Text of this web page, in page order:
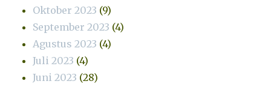
Oktober 2023 (9)
September 2023 (4)
Agustus 2023 (4)
Juli 2023 (4)
Juni 2023 (28)